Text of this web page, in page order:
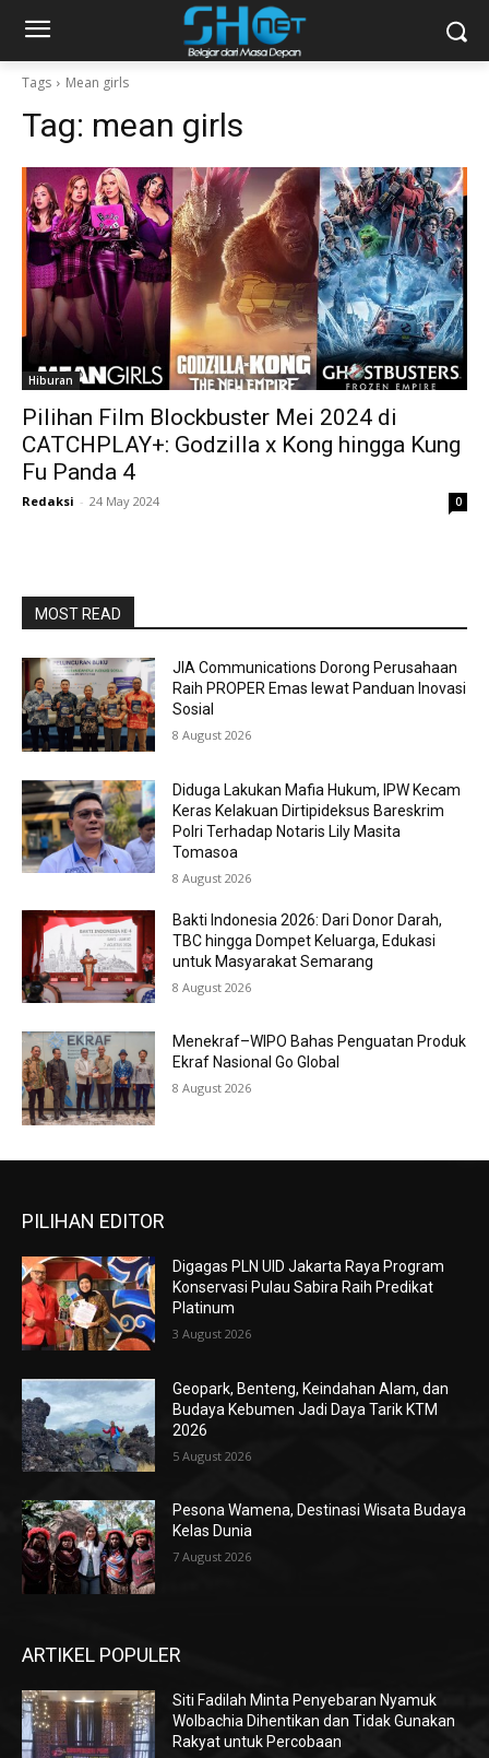
Tags Mean girls
Tag: mean girls
Hiburan
Pilihan Film Blockbuster Mei 2024 di
CATCHPLAY+: Godzilla x Kong hingga Kung
Fu Panda 4
Redaksi - 24 May 2024 0
MOST READ
JIA Communications Dorong Perusahaan
Raih PROPER Emas lewat Panduan Inovasi
Sosial
8 August 2026
Diduga Lakukan Mafia Hukum, IPW Kecam
Keras Kelakuan Dirtipideksus Bareskrim
Polri Terhadap Notaris Lily Masita
Tomasoa
8 August 2026
Bakti Indonesia 2026: Dari Donor Darah,
TBC hingga Dompet Keluarga, Edukasi
untuk Masyarakat Semarang
8 August 2026
Menekraf–WIPO Bahas Penguatan Produk
Ekraf Nasional Go Global
8 August 2026
PILIHAN EDITOR
Digagas PLN UID Jakarta Raya Program
Konservasi Pulau Sabira Raih Predikat
Platinum
3 August 2026
Geopark, Benteng, Keindahan Alam, dan
Budaya Kebumen Jadi Daya Tarik KTM
2026
5 August 2026
Pesona Wamena, Destinasi Wisata Budaya
Kelas Dunia
7 August 2026
ARTIKEL POPULER
Siti Fadilah Minta Penyebaran Nyamuk
Wolbachia Dihentikan dan Tidak Gunakan
Rakyat untuk Percobaan